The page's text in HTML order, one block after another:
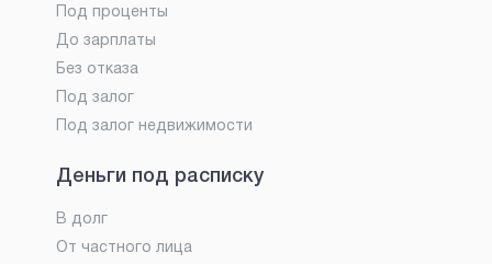
Под проценты
До зарплаты
Без отказа
Под залог
Под залог недвижимости
Деньги под расписку
В долг
От частного лица